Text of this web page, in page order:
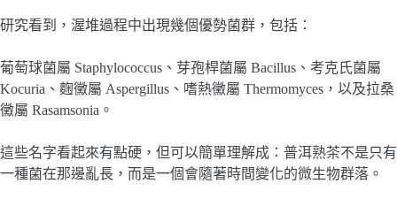
研究看到，渥堆過程中出現幾個優勢菌群，包括：
葡萄球菌屬 Staphylococcus、芽孢桿菌屬 Bacillus、考克氏菌屬
Kocuria、麴黴屬 Aspergillus、嗜熱黴屬 Thermomyces，以及拉桑
黴屬 Rasamsonia。
這些名字看起來有點硬，但可以簡單理解成：普洱熟茶不是只有
一種菌在那邊亂長，而是一個會隨著時間變化的微生物群落。